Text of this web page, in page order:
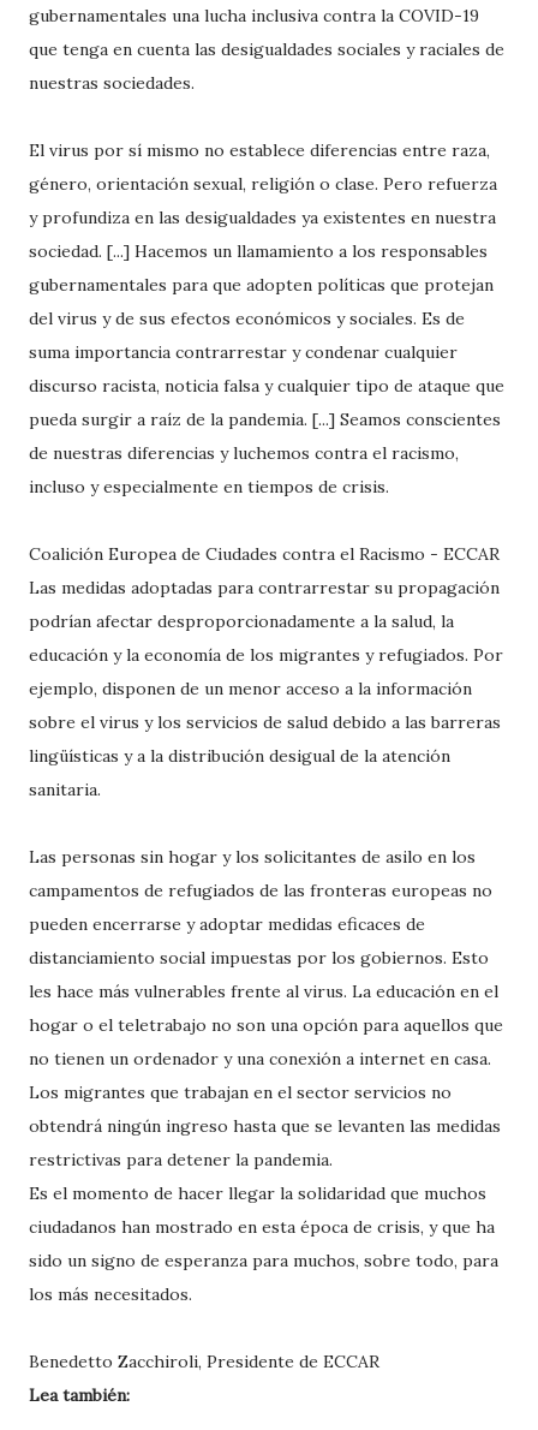
gubernamentales una lucha inclusiva contra la COVID-19
que tenga en cuenta las desigualdades sociales y raciales de
nuestras sociedades.
El virus por sí mismo no establece diferencias entre raza,
género, orientación sexual, religión o clase. Pero refuerza
y profundiza en las desigualdades ya existentes en nuestra
sociedad. [...] Hacemos un llamamiento a los responsables
gubernamentales para que adopten políticas que protejan
del virus y de sus efectos económicos y sociales. Es de
suma importancia contrarrestar y condenar cualquier
discurso racista, noticia falsa y cualquier tipo de ataque que
pueda surgir a raíz de la pandemia. [...] Seamos conscientes
de nuestras diferencias y luchemos contra el racismo,
incluso y especialmente en tiempos de crisis.
Coalición Europea de Ciudades contra el Racismo - ECCAR
Las medidas adoptadas para contrarrestar su propagación
podrían afectar desproporcionadamente a la salud, la
educación y la economía de los migrantes y refugiados. Por
ejemplo, disponen de un menor acceso a la información
sobre el virus y los servicios de salud debido a las barreras
lingüísticas y a la distribución desigual de la atención
sanitaria.
Las personas sin hogar y los solicitantes de asilo en los
campamentos de refugiados de las fronteras europeas no
pueden encerrarse y adoptar medidas eficaces de
distanciamiento social impuestas por los gobiernos. Esto
les hace más vulnerables frente al virus. La educación en el
hogar o el teletrabajo no son una opción para aquellos que
no tienen un ordenador y una conexión a internet en casa.
Los migrantes que trabajan en el sector servicios no
obtendrá ningún ingreso hasta que se levanten las medidas
restrictivas para detener la pandemia.
Es el momento de hacer llegar la solidaridad que muchos
ciudadanos han mostrado en esta época de crisis, y que ha
sido un signo de esperanza para muchos, sobre todo, para
los más necesitados.
Benedetto Zacchiroli, Presidente de ECCAR
Lea también: